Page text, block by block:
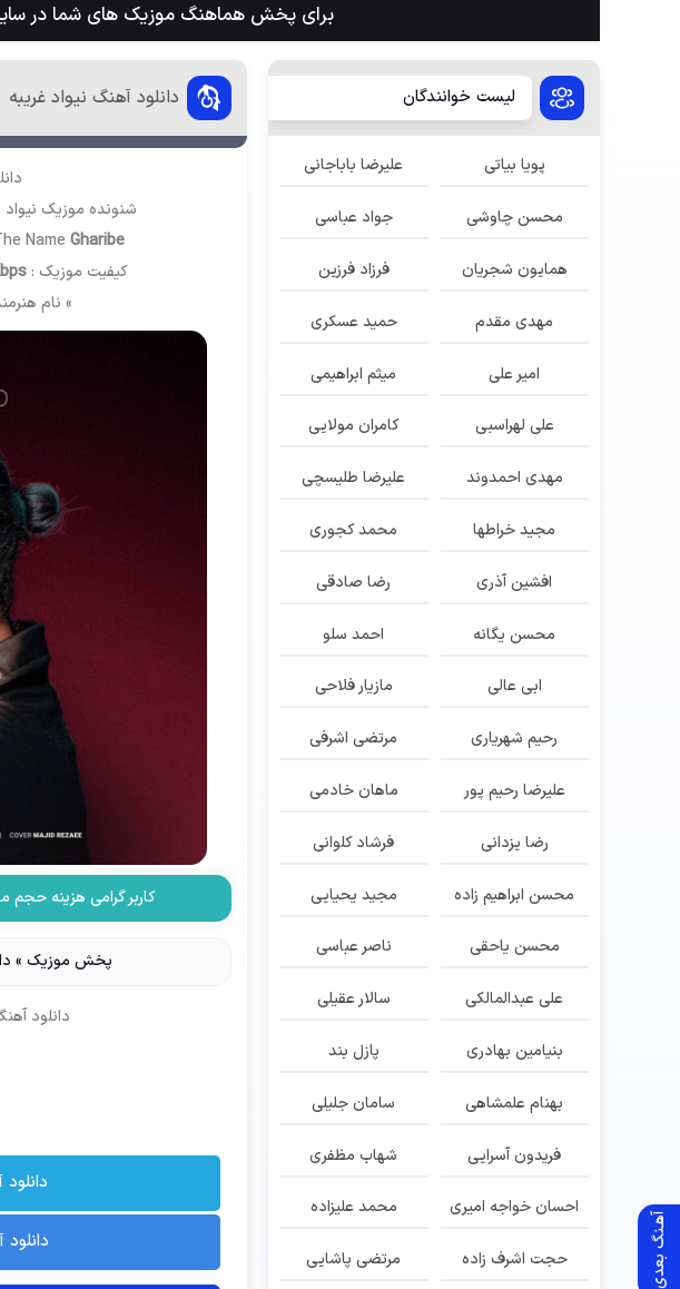
برای پخش هماهنگ موزیک های شما در
آهـنگ بعدی
دانلود آهنگ نیواد غریبه
شنونده موزیک نیواد
Name Gharibe
کیفیت موزیک :
» نام
کاربر گرامی هزینه
پخش موزیک»
دانلود
دانلود
دانلود
لیست خوانندگان
پویا بیاتی علیرضا باباجانی
محسن چاوشی جواد عباسی
همایون شجریان فرزاد فرزین
مهدی مقدم حمید عسکری
امیر علی میثم ابراهیمی
علی لهراسبی کامران مولایی
مهدی احمدوند علیرضا طلیسچی
مجید خراطها محمد کجوری
افشین آذری رضا صادقی
محسن یگانه احمد سلو
ابی عالی مازیار فلاحی
رحیم شهریاری مرتضی اشرفی
علیرضا رحیم پور ماهان خادمی
رضا یزدانی فرشاد کلوانی
محسن ابراهیم زاده مجید یحیایی
محسن یاحقی ناصر عباسی
علی عبدالمالکی سالار عقیلی
بنیامین بهادری پازل بند
بهنام علمشاهی سامان جلیلی
فریدون آسرایی شهاب مظفری
احسان خواجه امیری محمد علیزاده
حجت اشرف زاده مرتضی پاشایی